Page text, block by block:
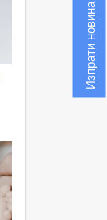
Изпрати новина